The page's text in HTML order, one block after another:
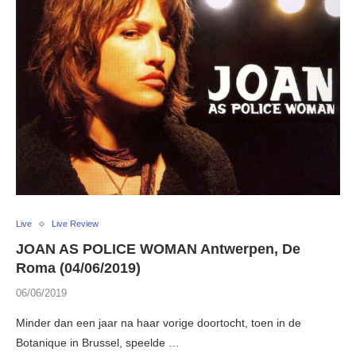
Live Live Review
JOAN AS POLICE WOMAN Antwerpen, De
Roma (04/06/2019)
06/06/2019
Minder dan een jaar na haar vorige doortocht, toen in de
Botanique in Brussel, speelde …